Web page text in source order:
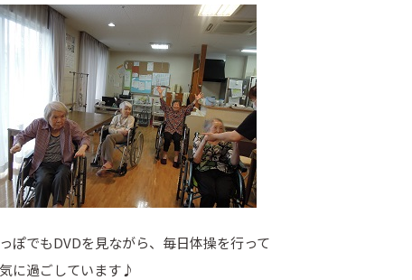
ぽでもDVDを見ながら、毎日体操を行って
に過ごしています♪